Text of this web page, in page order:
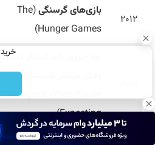
۲۰۱۲
بازی‌های گرسنگی (The
Hunger Games)
چه چیزی باید انتظار داشت
(What
to Expect When You’re
Expecting)
افرادی مانند ما (People